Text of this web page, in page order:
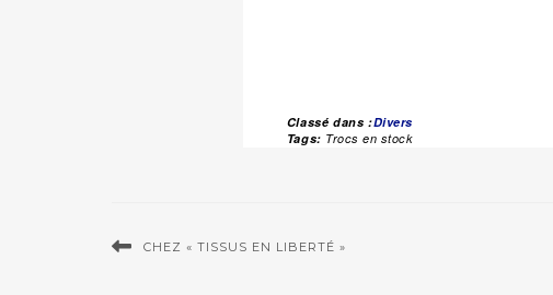
Classé dans :Divers
Tags: Trocs en stock
CHEZ « TISSUS EN LIBERTÉ »